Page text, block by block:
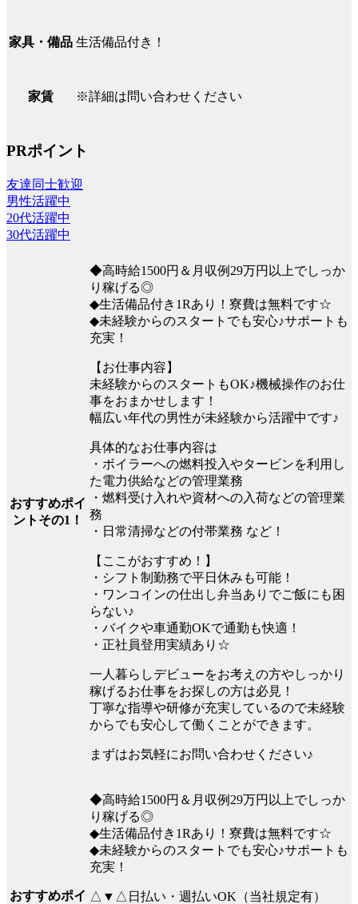
家具・備品 生活備品付き！
家賃 ※詳細は問い合わせください
PRポイント
友達同士歓迎
男性活躍中
20代活躍中
30代活躍中
おすすめポイ
ントその1！
◆高時給1500円＆月収例29万円以上でしっか
り稼げる◎
◆生活備品付き1Rあり！寮費は無料です☆
◆未経験からのスタートでも安心♪サポートも
充実！
【お仕事内容】
未経験からのスタートもOK♪機械操作のお仕
事をおまかせします！
幅広い年代の男性が未経験から活躍中です♪
具体的なお仕事内容は
・ボイラーへの燃料投入やタービンを利用し
た電力供給などの管理業務
・燃料受け入れや資材への入荷などの管理業
務
・日常清掃などの付帯業務 など！
【ここがおすすめ！】
・シフト制勤務で平日休みも可能！
・ワンコインの仕出し弁当ありでご飯にも困
らない♪
・バイクや車通勤OKで通勤も快適！
・正社員登用実績あり☆
一人暮らしデビューをお考えの方やしっかり
稼げるお仕事をお探しの方は必見！
丁寧な指導や研修が充実しているので未経験
からでも安心して働くことができます。
まずはお気軽にお問い合わせください♪
おすすめポイ
◆高時給1500円＆月収例29万円以上でしっか
り稼げる◎
◆生活備品付き1Rあり！寮費は無料です☆
◆未経験からのスタートでも安心♪サポートも
充実！
△▼△日払い・週払いOK（当社規定有）